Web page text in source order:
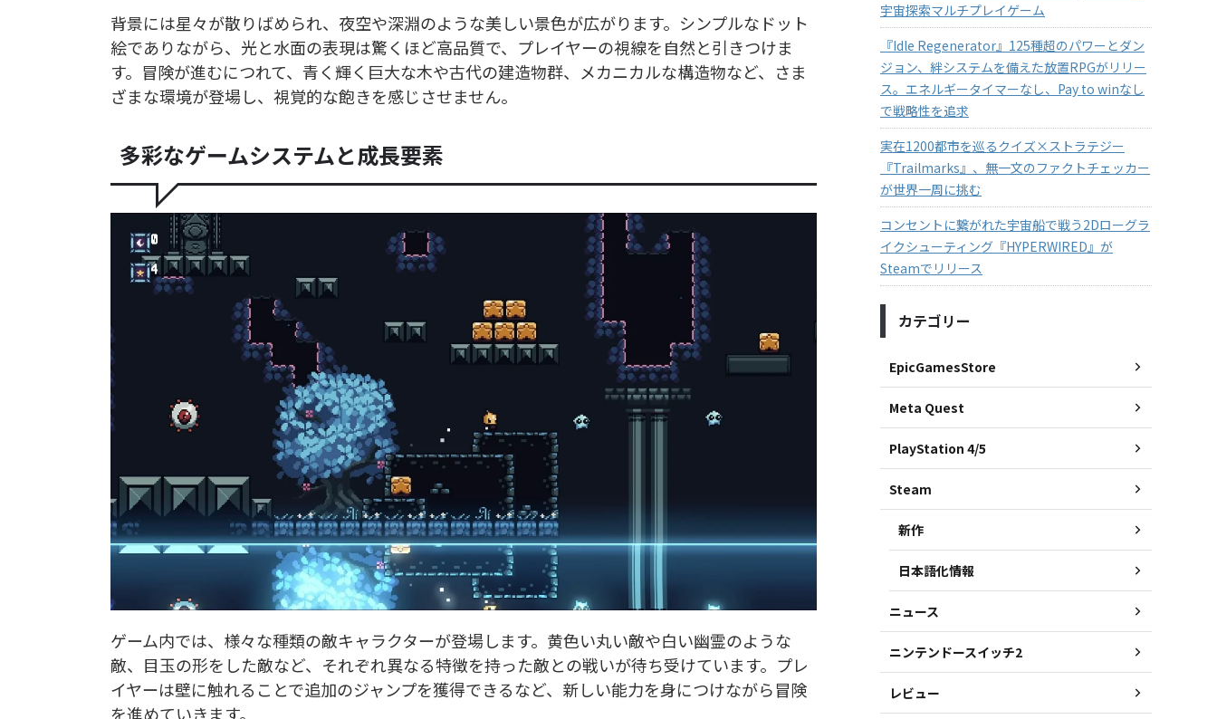
背景には星々が散りばめられ、夜空や深淵のような美しい景色が広がります。シンプルなドット
絵でありながら、光と水面の表現は驚くほど高品質で、プレイヤーの視線を自然と引きつけま
す。冒険が進むにつれて、青く輝く巨大な木や古代の建造物群、メカニカルな構造物など、さま
ざまな環境が登場し、視覚的な飽きを感じさせません。
多彩なゲームシステムと成長要素
ゲーム内では、様々な種類の敵キャラクターが登場します。黄色い丸い敵や白い幽霊のような
敵、目玉の形をした敵など、それぞれ異なる特徴を持った敵との戦いが待ち受けています。プレ
イヤーは壁に触れることで追加のジャンプを獲得できるなど、新しい能力を身につけながら冒険
を進めていきます。
宇宙探索マルチプレイゲーム
『Idle Regenerator』125種超のパワーとダン
ジョン、絆システムを備えた放置RPGがリリー
ス。エネルギータイマーなし、Pay to winなし
で戦略性を追求
実在1200都市を巡るクイズ×ストラテジー
『Trailmarks』、無一文のファクトチェッカー
が世界一周に挑む
コンセントに繋がれた宇宙船で戦う2Dローグラ
イクシューティング『HYPERWIRED』が
Steamでリリース
カテゴリー
EpicGamesStore
Meta Quest
PlayStation 4/5
Steam
新作
日本語化情報
ニュース
ニンテンドースイッチ2
レビュー